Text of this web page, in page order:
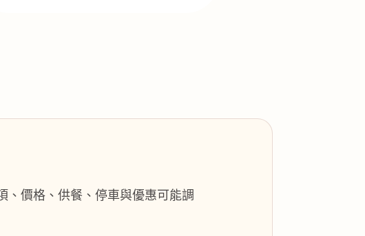
、價格、供餐、停車與優惠可能調